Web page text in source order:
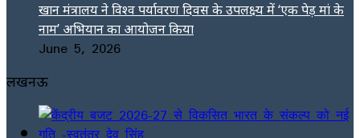
खान मंत्रालय ने विश्व पर्यावरण दिवस के उपलक्ष्य में ‘एक पेड़ मां के
नाम’ अभियान का आयोजन किया
June 5, 2026
लखनऊ